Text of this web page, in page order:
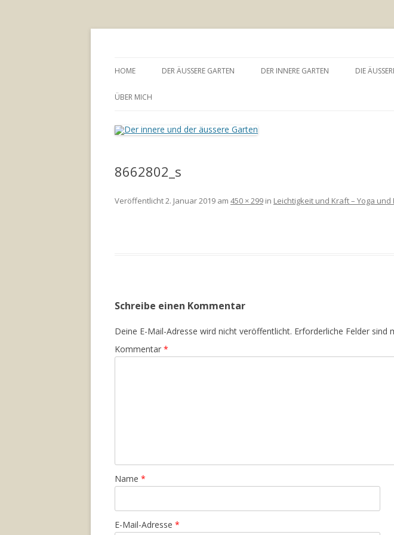
HOME DER ÄUSSERE GARTEN DER INNERE GARTEN DIE
ÜBER MICH
8662802_s
Veröffentlicht2. Januar 2019 am 450 × 299 in Leichtigkeit und Kraft – Yoga
Schreibe einen Kommentar
Deine E-Mail-Adresse wird nicht veröffentlicht. Erforderliche Felder sind
Kommentar *
Name *
E-Mail-Adresse *